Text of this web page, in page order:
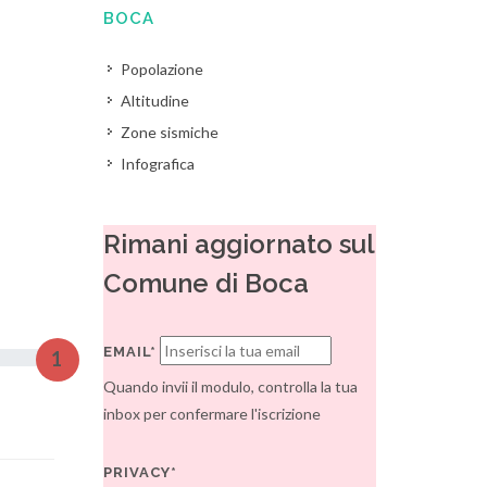
1
BOCA
Popolazione
Altitudine
Zone sismiche
Infografica
Rimani aggiornato sul
Comune di Boca
EMAIL*
Quando invii il modulo, controlla la tua
inbox per confermare l'iscrizione
PRIVACY*